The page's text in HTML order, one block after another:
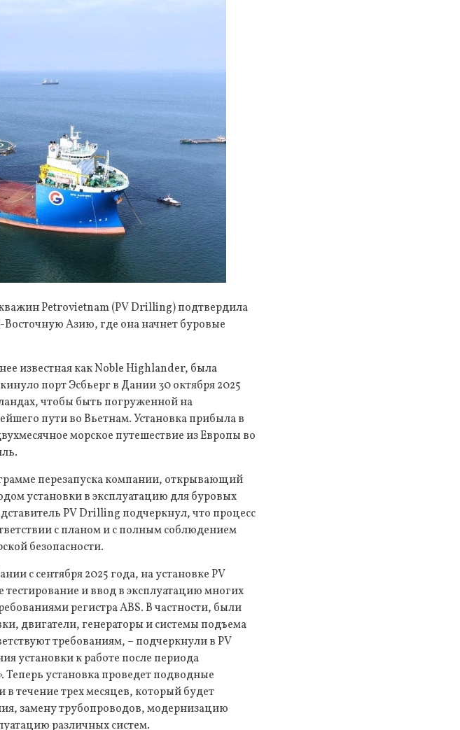
Petrovietnam (PV Drilling) подтвердила
Азию, где она начнет буровые
известная как Noble Highlander, была
порт Эсбьерг в Дании 30 октября 2025
чтобы быть погруженной на
пути во Вьетнам. Установка прибыла в
морское путешествие из Европы во
перезапуска компании, открывающий
установки в эксплуатацию для буровых
PV Drilling подчеркнул, что процесс
с планом и с полным соблюдением
безопасности.
с сентября 2025 года, на установке PV
и ввод в эксплуатацию многих
регистра ABS. В частности, были
двигатели, генераторы и системы подъема
требованиям, – подчеркнули в PV
установки к работе после периода
Теперь установка проведет подводные
течение трех месяцев, который будет
замену трубопроводов, модернизацию
различных систем.